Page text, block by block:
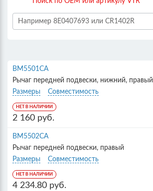
BM5501CA
Рычаг передней подвески, нижний, правый
Размеры
Совместимость
2 160 руб.
НЕТ В НАЛИЧИИ
BM5502CA
Рычаг передней подвески, правый
Размеры
Совместимость
4 234.80 руб.
НЕТ В НАЛИЧИИ